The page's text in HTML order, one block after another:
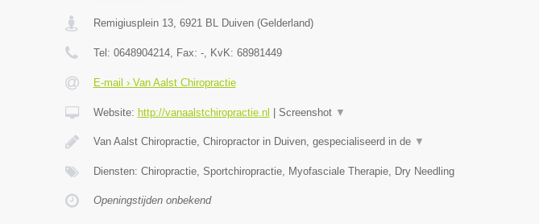
Remigiusplein 13, 6921 BL Duiven(Gelderland)
Tel: 0648904214, Fax: -, KvK: 68981449
E-mail › Van Aalst Chiropractie
Website: http://vanaalstchiropractie.nl Screenshot ▼
Van Aalst Chiropractie, Chiropractor in Duiven, gespecialiseerd in de ▼
Diensten: Chiropractie, Sportchiropractie, Myofasciale Therapie, Dry Needling
Openingstijden onbekend